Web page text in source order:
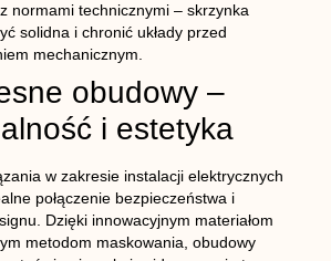
normami technicznymi– skrzynka
solidna i chronić układy przed
mechanicznym.
obudowy –
i estetyka
w zakresie instalacji elektrycznych
połączenie bezpieczeństwa i
Dzięki innowacyjnym materiałom
metodom maskowania, obudowy